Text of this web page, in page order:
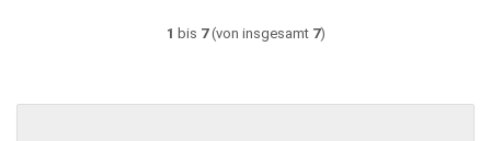
1 bis 7(von insgesamt 7)